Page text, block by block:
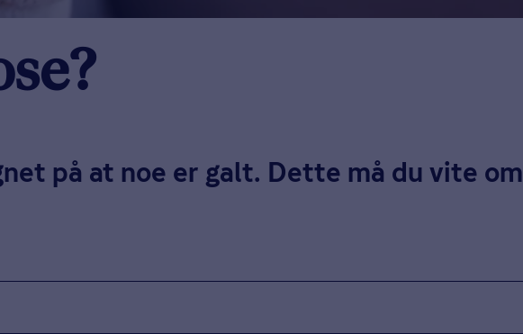
på at noe er galt. Dette må du vite om